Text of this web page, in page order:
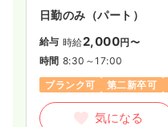
日勤のみ（パート）
給与 時給2,000円〜
時間 8:30～17:00
ブランク可
第二新卒可
気になる